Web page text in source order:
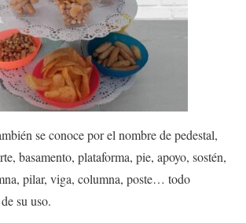
se conoce por el nombre de pedestal,
basamento, plataforma, pie, apoyo, sostén,
pilar, viga, columna, poste… todo
su uso.